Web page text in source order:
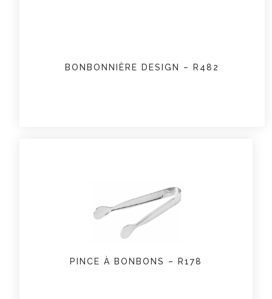
BONBONNIÈRE DESIGN – R482
PINCE À BONBONS – R178